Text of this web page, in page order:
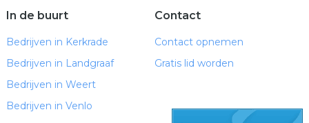
In de buurt
Bedrijven in Kerkrade
Bedrijven in Landgraaf
Bedrijven in Weert
Bedrijven in Venlo
Contact
Contact opnemen
Gratis lid worden